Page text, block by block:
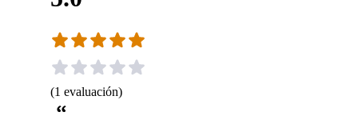
(1 evaluación)